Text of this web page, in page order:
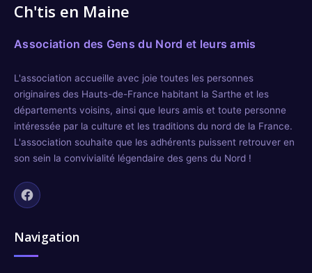
Ch'tis en Maine
Association des Gens du Nord et leurs amis
L'association accueille avec joie toutes les personnes
originaires des Hauts-de-France habitant la Sarthe et les
départements voisins, ainsi que leurs amis et toute personne
intéressée par la culture et les traditions du nord de la France.
L'association souhaite que les adhérents puissent retrouver en
son sein la convivialité légendaire des gens du Nord !
Navigation